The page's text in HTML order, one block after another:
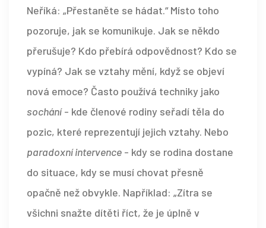
Neříká: „Přestaněte se hádat.“ Místo toho
pozoruje, jak se komunikuje. Jak se někdo
přerušuje? Kdo přebírá odpovědnost? Kdo se
vypíná? Jak se vztahy mění, když se objeví
nová emoce? Často používá techniky jako
sochání- kde členové rodiny seřadí těla do
pozic, které reprezentují jejich vztahy. Nebo
paradoxní intervence - kdy se rodina dostane
do situace, kdy se musí chovat přesně
opačně než obvykle. Například: „Zítra se
všichni snažte dítěti říct, že je úplně v